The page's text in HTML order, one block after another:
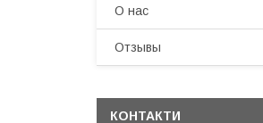
О нас
Отзывы
КОНТАКТИ